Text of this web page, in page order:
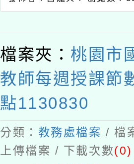
檔案夾： 桃園市
教師每週授課節
點1130830
分類： 教務處檔案 / 檔
上傳檔案 / 下載次數(0)